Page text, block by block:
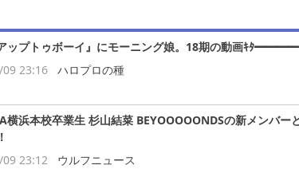
アップトゥボーイ』にモーニング娘。18期の動画ｷﾀ
23:16
ハロプロの種
横浜本校卒業生 杉山結菜 BEYOOOOONDSの新メンバー
23:12
ウルフニュース